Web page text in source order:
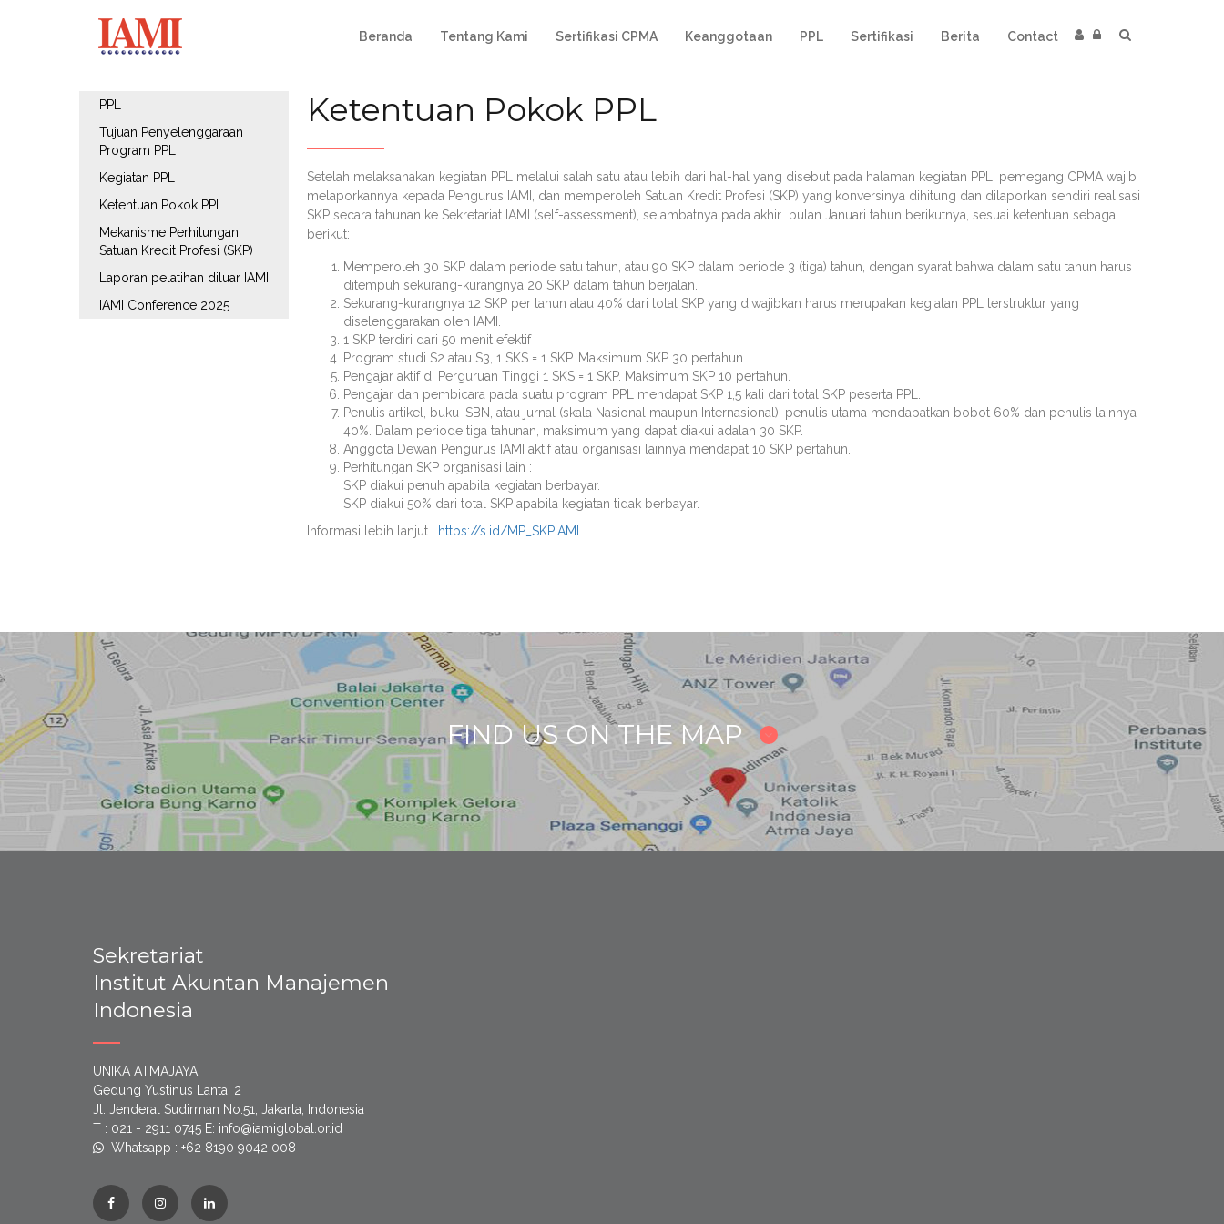
Beranda Tentang Kami Sertifikasi CPMA Keanggotaan PPL Sertifikasi Berita Contact
PPL
Tujuan Penyelenggaraan
Program PPL
Kegiatan PPL
Ketentuan Pokok PPL
Mekanisme Perhitungan
Satuan Kredit Profesi (SKP)
Laporan pelatihan diluar IAMI
IAMI Conference 2025
Ketentuan Pokok PPL
Setelah melaksanakan kegiatan PPL melalui salah satu atau lebih dari hal-hal yang disebut pada halaman kegiatan PPL, pemegang CPMA wajib
melaporkannya kepada Pengurus IAMI, dan memperoleh Satuan Kredit Profesi (SKP) yang konversinya dihitung dan dilaporkan sendiri realisasi
SKP secara tahunan ke Sekretariat IAMI (self-assessment), selambatnya pada akhir bulan Januari tahun berikutnya, sesuai ketentuan sebagai
berikut:
Memperoleh 30 SKP dalam periode satu tahun, atau 90 SKP dalam periode 3 (tiga) tahun, dengan syarat bahwa dalam satu tahun harus
ditempuh sekurang-kurangnya 20 SKP dalam tahun berjalan.
Sekurang-kurangnya 12 SKP per tahun atau 40% dari total SKP yang diwajibkan harus merupakan kegiatan PPL terstruktur yang
diselenggarakan oleh IAMI.
1 SKP terdiri dari 50 menit efektif
Program studi S2 atau S3, 1 SKS = 1 SKP. Maksimum SKP 30 pertahun.
Pengajar aktif di Perguruan Tinggi 1 SKS = 1 SKP. Maksimum SKP 10 pertahun.
Pengajar dan pembicara pada suatu program PPL mendapat SKP 1,5 kali dari total SKP peserta PPL.
Penulis artikel, buku ISBN, atau jurnal (skala Nasional maupun Internasional), penulis utama mendapatkan bobot 60% dan penulis lainnya
40%. Dalam periode tiga tahunan, maksimum yang dapat diakui adalah 30 SKP.
Anggota Dewan Pengurus IAMI aktif atau organisasi lainnya mendapat 10 SKP pertahun.
Perhitungan SKP organisasi lain :
SKP diakui penuh apabila kegiatan berbayar.
SKP diakui 50% dari total SKP apabila kegiatan tidak berbayar.
Informasi lebih lanjut : https://s.id/MP_SKPIAMI
FIND US ON THE MAP
Sekretariat
Institut Akuntan Manajemen
Indonesia
UNIKA ATMAJAYA
Gedung Yustinus Lantai 2
Jl. Jenderal Sudirman No.51, Jakarta, Indonesia
T : 021 - 2911 0745 E: info@iamiglobal.or.id
Whatsapp : +62 8190 9042 008